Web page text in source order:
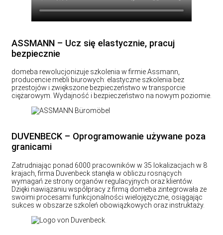
ASSMANN – Ucz się elastycznie, pracuj
bezpiecznie
domeba rewolucjonizuje szkolenia w firmie Assmann,
producencie mebli biurowych: elastyczne szkolenia bez
przestojów i zwiększone bezpieczeństwo w transporcie
ciężarowym. Wydajność i bezpieczeństwo na nowym poziomie.
DUVENBECK – Oprogramowanie używane poza
granicami
Zatrudniając ponad 6000 pracowników w 35 lokalizacjach w 8
krajach, firma Duvenbeck stanęła w obliczu rosnących
wymagań ze strony organów regulacyjnych oraz klientów.
Dzięki nawiązaniu współpracy z firmą domeba zintegrowała ze
swoimi procesami funkcjonalności wielojęzyczne, osiągając
sukces w obszarze szkoleń obowiązkowych oraz instruktaży.